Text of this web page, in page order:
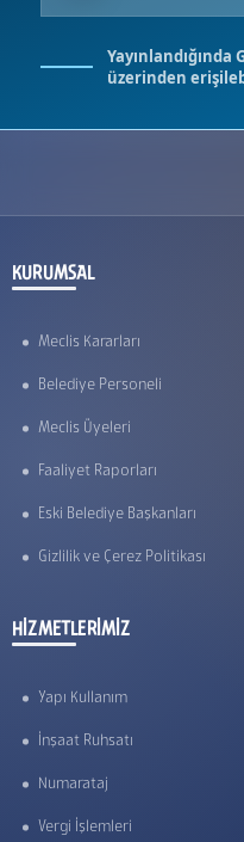
Yayınlandığında
üzerinden
KURUMSAL
Meclis Kararları
Belediye Personeli
Meclis Üyeleri
Faaliyet Raporları
Eski Belediye Başkanları
Gizlilik ve Çerez Politikası
HİZMETLERİMİZ
Yapı Kullanım
İnşaat Ruhsatı
Numarataj
Vergi İşlemleri